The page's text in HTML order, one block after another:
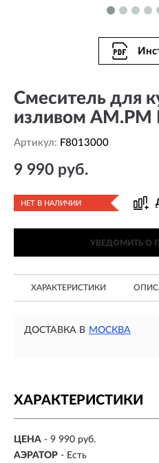
Смеситель для
изливом AM.PM
Артикул: F8013000
9 990 руб.
НЕТ В НАЛИЧИИ
УВЕДОМИТЬ О
ХАРАКТЕРИСТИКИ
ДОСТАВКА В МОСКВА
ХАРАКТЕРИСТИКИ
ЦЕНА - 9 990 руб.
АЭРАТОР - Есть